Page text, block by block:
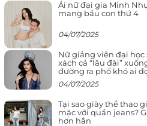
Ái nữ đại gia Minh
mang bầu con thứ 4
04/07/2025
Nữ giảng viên đại
xách cả “lâu đài”
đường ra phố khó ai
04/07/2025
Tại sao giày thể thao
mặc với quần jeans?
hơn hẳn